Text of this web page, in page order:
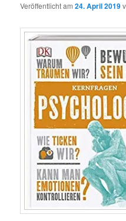
Veröffentlicht am24. April 2019